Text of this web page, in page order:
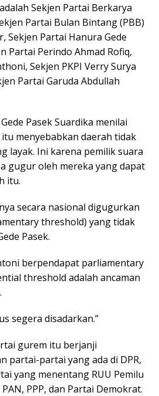
Sekjen Partai Berkarya
Partai Bulan Bintang (PBB)
Sekjen Partai Hanura Gede
Partai Perindo Ahmad Rofiq,
Sekjen PKPI Verry Surya
Partai Garuda Abdullah
Pasek Suardika menilai
menyebabkan daerah tidak
layak. Ini karena pemilik suara
gugur oleh mereka yang dapat
itu.
secara nasional digugurkan
threshold) yang tidak
Pasek.
berpendapat parliamentary
threshold adalah ancaman
segera disadarkan.”
gurem itu berjanji
partai-partai yang ada di DPR,
yang menentang RUU Pemilu
PPP, dan Partai Demokrat.